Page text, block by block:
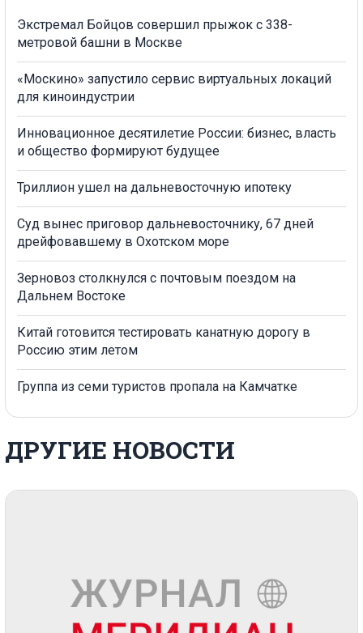
Экстремал Бойцов совершил прыжок с 338-
метровой башни в Москве
«Москино» запустило сервис виртуальных локаций
для киноиндустрии
Инновационное десятилетие России: бизнес, власть
и общество формируют будущее
Триллион ушел на дальневосточную ипотеку
Суд вынес приговор дальневосточнику, 67 дней
дрейфовавшему в Охотском море
Зерновоз столкнулся с почтовым поездом на
Дальнем Востоке
Китай готовится тестировать канатную дорогу в
Россию этим летом
Группа из семи туристов пропала на Камчатке
ДРУГИЕ НОВОСТИ